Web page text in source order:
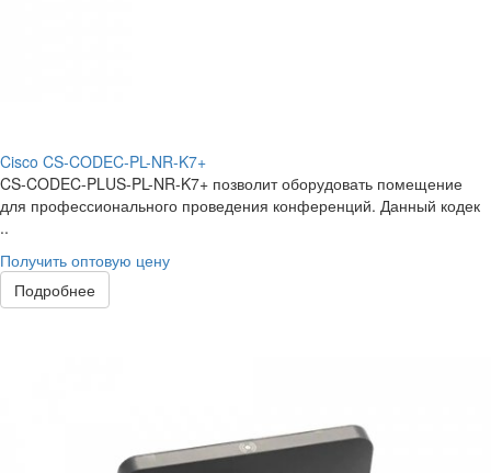
Cisco CS-CODEC-PL-NR-K7+
CS-CODEC-PLUS-PL-NR-K7+ позволит оборудовать помещение
для профессионального проведения конференций. Данный кодек
..
Получить оптовую цену
Подробнее